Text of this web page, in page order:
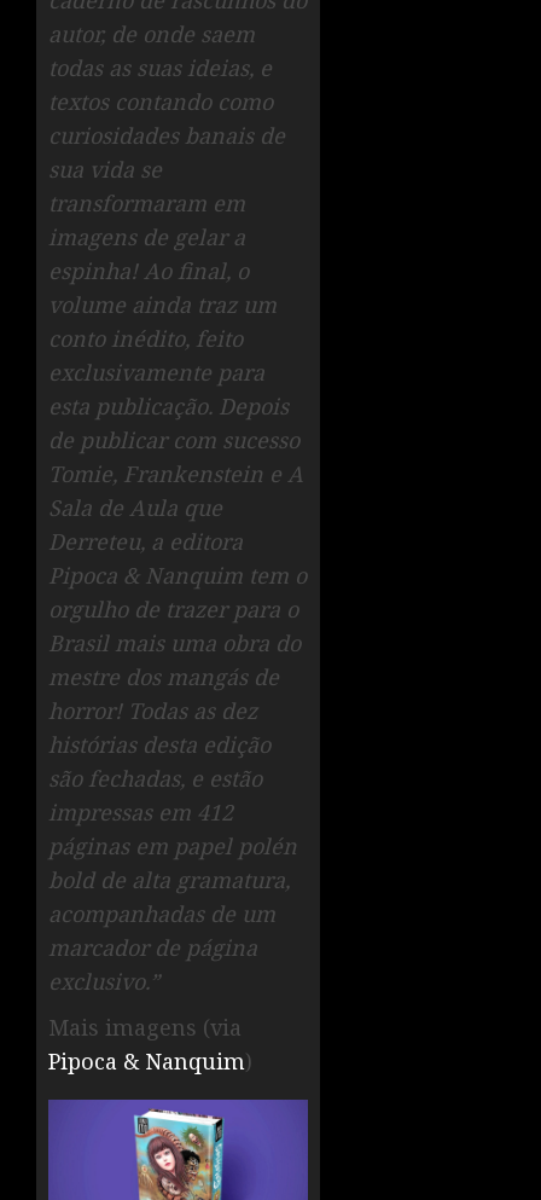
autor, de onde saem
todas as suas ideias, e
textos contando como
curiosidades banais de
sua vida se
transformaram em
imagens de gelar a
espinha! Ao final, o
volume ainda traz um
conto inédito, feito
exclusivamente para
esta publicação. Depois
de publicar com sucesso
Tomie, Frankenstein e A
Sala de Aula que
Derreteu, a editora
Pipoca & Nanquim tem o
orgulho de trazer para o
Brasil mais uma obra do
mestre dos mangás de
horror! Todas as dez
histórias desta edição
são fechadas, e estão
impressas em 412
páginas em papel polén
bold de alta gramatura,
acompanhadas de um
marcador de página
exclusivo.”
Mais imagens (via
Pipoca & Nanquim)